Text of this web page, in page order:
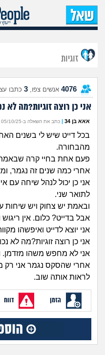
זוגיות
4076 אנשים צפו, 3 כתבו
אני כן רוצה זוגיות?מה לא
אאא בן 34 | כתב את השאלה ב-05/10/25 בשעה 17:10
בכל דייט שיש לי בשנים
מהבחורה.
פעם אחת בחיי קרה
אחרי כמה שנים זה נגמר,
אני כן יכול לנהל שיחה עם
לתואר שני.
ובאמת יש צחוק ויש שיחות
אבל בדייט? כלום. אין ריגוש
אני יוצא לדייט ואיפשהו
אני כן רוצה זוגיות?מה לא
אני לא מחפש משהו
אחרי שהסקס נגמר אני רק
לראות אותה שוב.
הזמן דווח